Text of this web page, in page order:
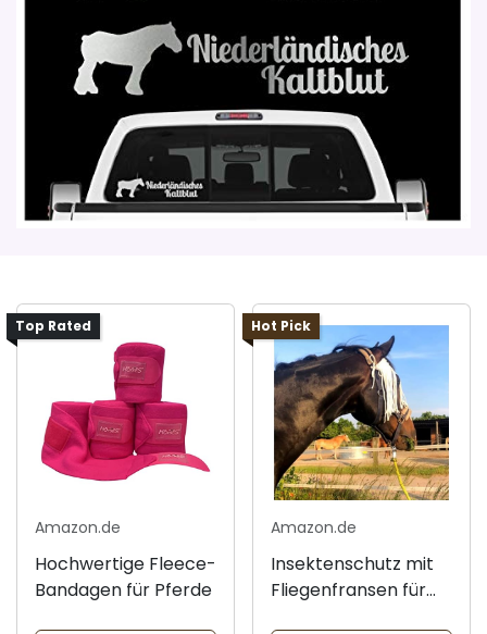
Top Rated
Amazon.de
Hochwertige Fleece-
Bandagen für Pferde
Hot Pick
Amazon.de
Insektenschutz mit
Fliegenfransen für